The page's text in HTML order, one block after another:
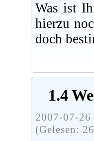
Was ist
hierzu
doch
1.4
2007-07-
(Gelesen: